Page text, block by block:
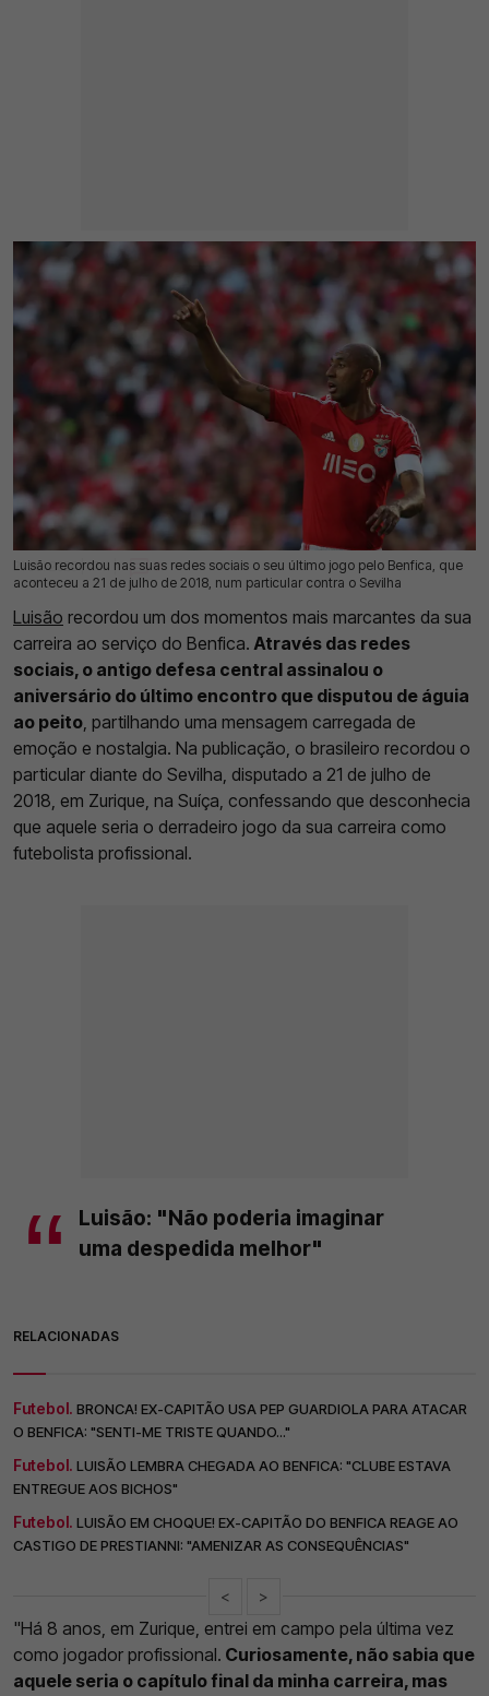
Luisão recordou nas suas redes sociais o seu último jogo pelo Benfica, que
aconteceu a 21 de julho de 2018, num particular contra o Sevilha
21 Jul 2026 | 17:11 | 0
Luisão recordou um dos momentos mais marcantes da sua
carreira ao serviço do Benfica. Através das redes
sociais, o antigo defesa central assinalou o
aniversário do último encontro que disputou de águia
ao peito , partilhando uma mensagem carregada de
emoção e nostalgia. Na publicação, o brasileiro recordou o
particular diante do Sevilha, disputado a 21 de julho de
2018, em Zurique, na Suíça, confessando que desconhecia
que aquele seria o derradeiro jogo da sua carreira como
futebolista profissional.
Luisão: "Não poderia imaginar
uma despedida melhor"
RELACIONADAS
Futebol. BRONCA! EX-CAPITÃO USA PEP GUARDIOLA PARA ATACAR
O BENFICA: "SENTI-ME TRISTE QUANDO..."
Futebol. LUISÃO LEMBRA CHEGADA AO BENFICA: "CLUBE ESTAVA
ENTREGUE AOS BICHOS"
Futebol. LUISÃO EM CHOQUE! EX-CAPITÃO DO BENFICA REAGE AO
CASTIGO DE PRESTIANNI: "AMENIZAR AS CONSEQUÊNCIAS"
< >
"Há 8 anos, em Zurique, entrei em campo pela última vez
como jogador profissional. Curiosamente, não sabia que
aquele seria o capítulo final da minha carreira, mas